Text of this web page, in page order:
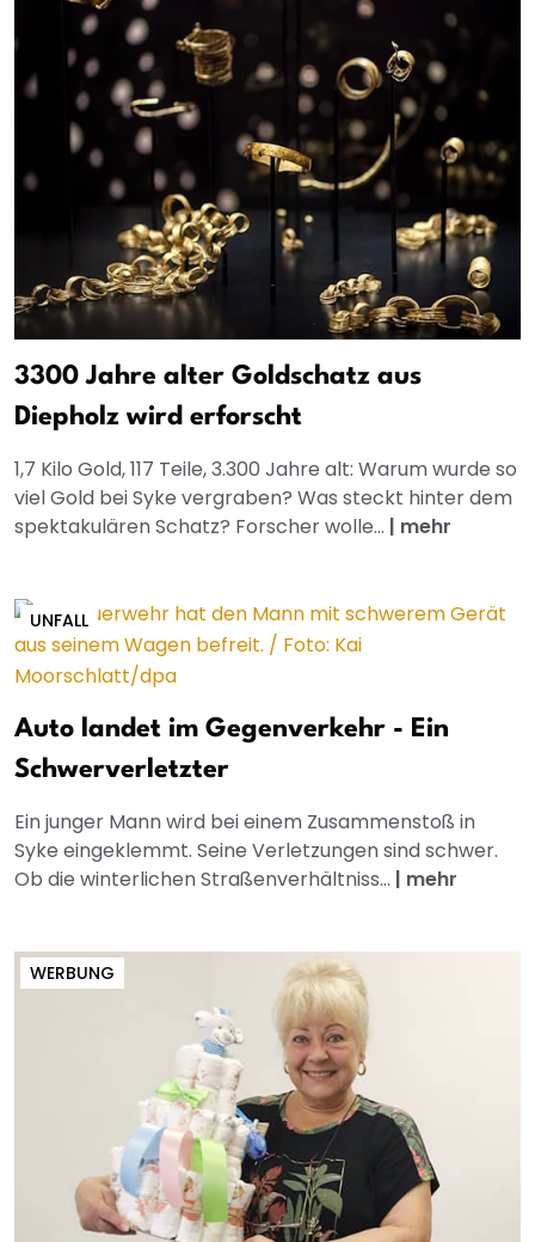
3300 Jahre alter Goldschatz aus
Diepholz wird erforscht
1,7 Kilo Gold, 117 Teile, 3.300 Jahre alt: Warum wurde so
viel Gold bei Syke vergraben? Was steckt hinter dem
spektakulären Schatz? Forscher wolle... | mehr
UNFALL
Auto landet im Gegenverkehr - Ein
Schwerverletzter
Ein junger Mann wird bei einem Zusammenstoß in
Syke eingeklemmt. Seine Verletzungen sind schwer.
Ob die winterlichen Straßenverhältniss... | mehr
WERBUNG